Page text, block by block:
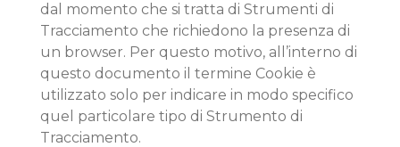
dal momento che si tratta di Strumenti di
Tracciamento che richiedono la presenza di
un browser. Per questo motivo, all’interno di
questo documento il termine Cookie è
utilizzato solo per indicare in modo specifico
quel particolare tipo di Strumento di
Tracciamento.